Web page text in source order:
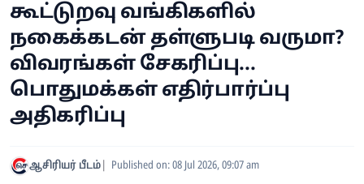
கூட்டுறவு வங்கிகளில்
நகைக்கடன் தள்ளுபடி வருமா?
விவரங்கள் சேகரிப்பு...
பொதுமக்கள் எதிர்பார்ப்பு
அதிகரிப்பு
ஆசிரியர் பீடம் Published on: 08 Jul 2026, 09:07 am